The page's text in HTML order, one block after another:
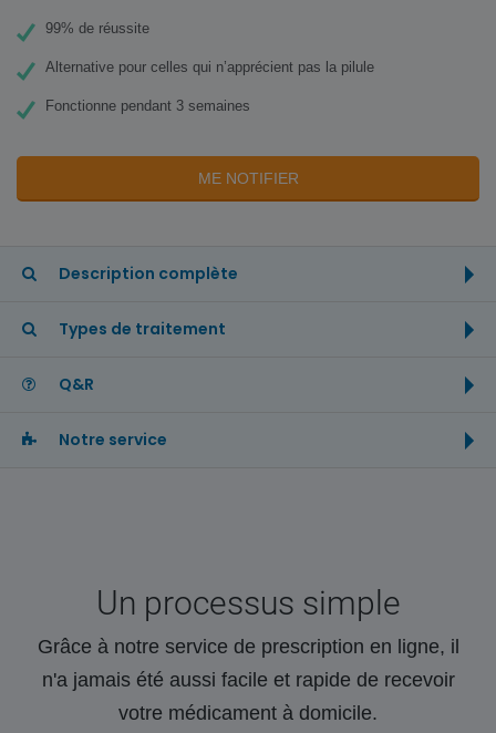
99% de réussite
Alternative pour celles qui n’apprécient pas la pilule
Fonctionne pendant 3 semaines
ME NOTIFIER
Description complète
Types de traitement
Q&R
Notre service
Un processus simple
Grâce à notre service de prescription en ligne, il
n'a jamais été aussi facile et rapide de recevoir
votre médicament à domicile.